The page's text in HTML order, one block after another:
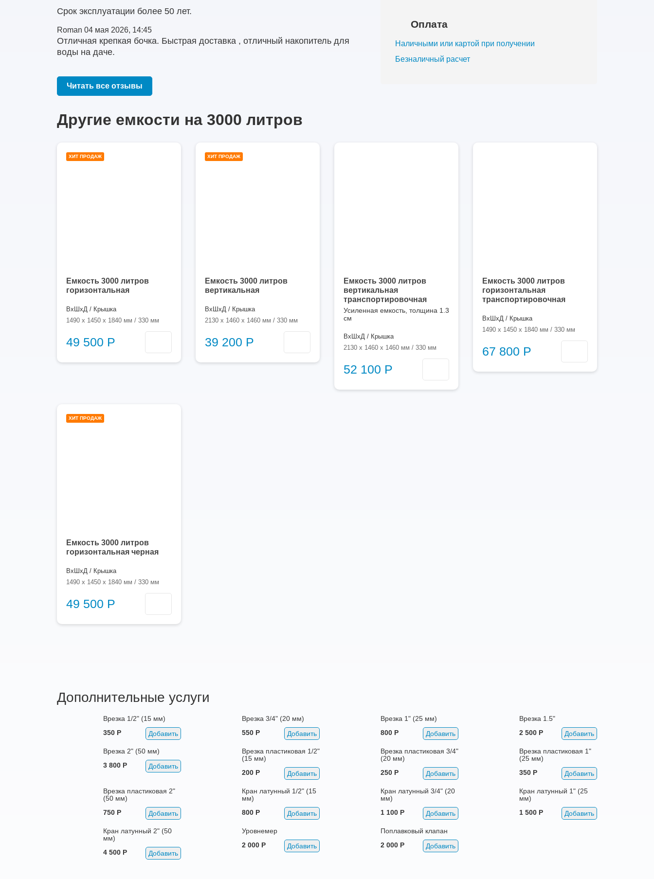
Срок эксплуатации более 50 лет.
Roman 04 мая 2026, 14:45
Отличная крепкая бочка. Быстрая доставка , отличный накопитель для
воды на даче.
Читать все отзывы
Оплата
Наличными или картой при получении
Безналичный расчет
Другие емкости на 3000 литров
ХИТ ПРОДАЖ
Емкость 3000 литров
горизонтальная
ВхШхД / Крышка
1490 x 1450 x 1840 мм / 330 мм
49 500 Р
ХИТ ПРОДАЖ
Емкость 3000 литров
вертикальная
ВхШхД / Крышка
2130 x 1460 x 1460 мм / 330 мм
39 200 Р
Емкость 3000 литров
вертикальная
транспортировочная
Усиленная емкость, толщина 1.3
см
ВхШхД / Крышка
2130 x 1460 x 1460 мм / 330 мм
52 100 Р
Емкость 3000 литров
горизонтальная
транспортировочная
ВхШхД / Крышка
1490 x 1450 x 1840 мм / 330 мм
67 800 Р
ХИТ ПРОДАЖ
Емкость 3000 литров
горизонтальная черная
ВхШхД / Крышка
1490 x 1450 x 1840 мм / 330 мм
49 500 Р
Дополнительные услуги
Врезка 1/2" (15 мм)
350 Р
Добавить
Врезка 3/4" (20 мм)
550 Р
Добавить
Врезка 1" (25 мм)
800 Р
Добавить
Врезка 1.5"
2 500 Р
Добавить
Врезка 2" (50 мм)
3 800 Р
Добавить
Врезка пластиковая 1/2"
(15 мм)
200 Р
Добавить
Врезка пластиковая 3/4"
(20 мм)
250 Р
Добавить
Врезка пластиковая 1"
(25 мм)
350 Р
Добавить
Врезка пластиковая 2"
(50 мм)
750 Р
Добавить
Кран латунный 1/2" (15
мм)
800 Р
Добавить
Кран латунный 3/4" (20
мм)
1 100 Р
Добавить
Кран латунный 1" (25
мм)
1 500 Р
Добавить
Кран латунный 2" (50
мм)
4 500 Р
Добавить
Уровнемер
2 000 Р
Добавить
Поплавковый клапан
2 000 Р
Добавить